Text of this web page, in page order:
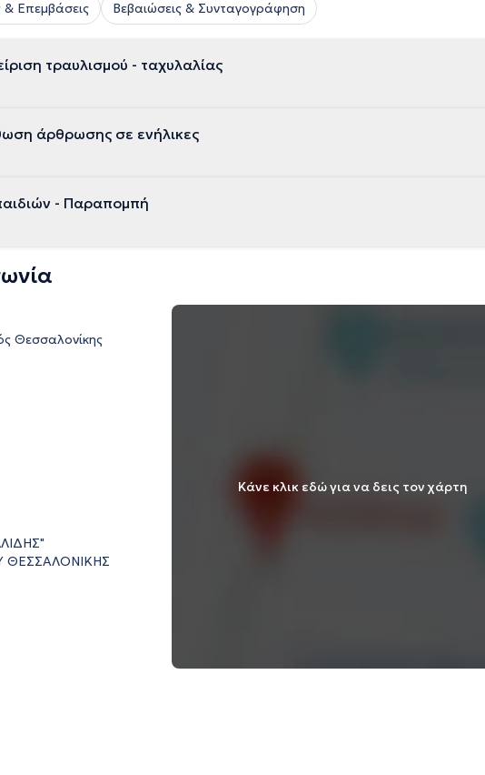
& Επεμβάσεις Βεβαιώσεις & Συνταγογράφηση
τραυλισμού - ταχυλαλίας
άρθρωσης σε ενήλικες
- Παραπομπή
Θεσσαλονίκης
ΘΕΣΣΑΛΟΝΊΚΗΣ
Κάνε κλικ εδώ για να δεις τον χάρτη